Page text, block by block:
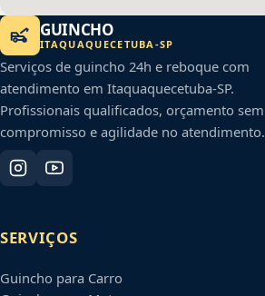
GUINCHO
ITAQUAQUECETUBA -SP
Serviços de guincho 24h e reboque com
atendimento em Itaquaquecetuba-SP.
Profissionais qualificados, orçamento sem
compromisso e agilidade no atendimento.
SERVIÇOS
Guincho para Carro